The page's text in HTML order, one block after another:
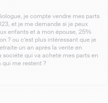
je compte vendre mes parts
et je me demande si je peux
enfants et à mon épouse, 25%
? ou c’est plus intéressant que je
un an après la vente en
qui va acheté mes parts en
me restent ?